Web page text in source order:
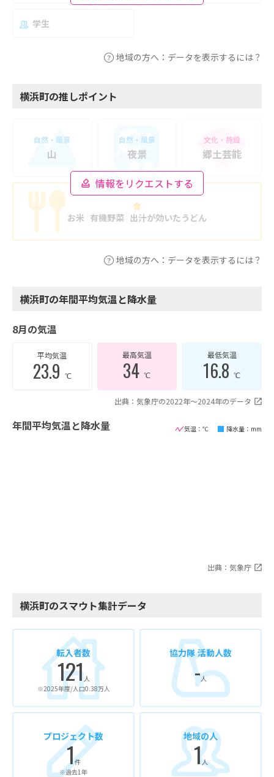
学生
地域の方へ：データを表示するには？
横浜町の推しポイント
情報をリクエストする
自然・風景
山
自然・風景
夜景
文化・施設
郷土芸能
食
お米 有機野菜 出汁が効いたうどん
地域の方へ：データを表示するには？
横浜町の年間平均気温と降水量
8月の気温
平均気温
23.9 ℃
最高気温
34℃
最低気温
16.8℃
出典：気象庁の2022年〜2024年のデータ
年間平均気温と降水量 気温：℃ 降水量：mm
出典：気象庁
横浜町のスマウト集計データ
転入者数
121人
※2025年度/人口0.38万人
協力隊 活動人数
-人
プロジェクト数
1件
※過去1年
地域の人
1人